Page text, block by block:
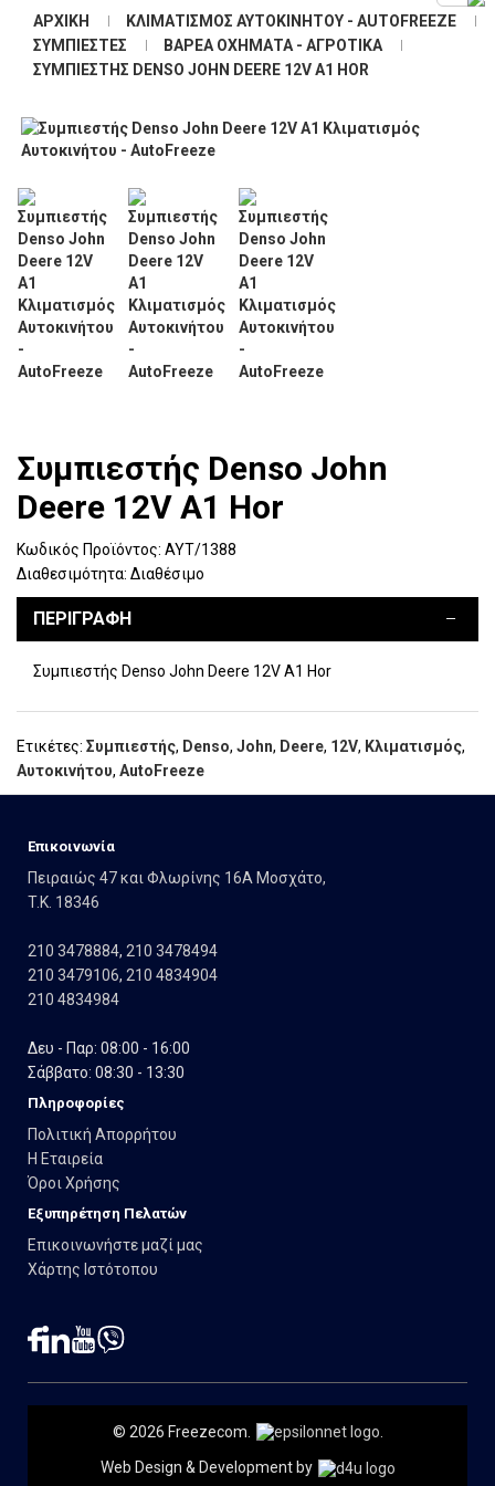
ΑΡΧΙΚΉ
ΚΛΙΜΑΤΙΣΜΌΣ ΑΥΤΟΚΙΝΉΤΟΥ - AUTOFREEZE
ΣΥΜΠΙΕΣΤΈΣ
ΒΑΡΈΑ ΟΧΉΜΑΤΑ - ΑΓΡΟΤΙΚΆ
ΣΥΜΠΙΕΣΤΉΣ DENSO JOHN DEERE 12V A1 HOR
Συμπιεστής Denso John
Deere 12V A1 Hor
Κωδικός Προϊόντος: ΑΥΤ/1388
Διαθεσιμότητα: Διαθέσιμο
ΠΕΡΙΓΡΑΦΉ
Συμπιεστής Denso John Deere 12V A1 Hor
Ετικέτες: Συμπιεστής, Denso, John, Deere, 12V, Κλιματισμός,
Αυτοκινήτου, AutoFreeze
Eπικοινωνία
Πειραιώς 47 και Φλωρίνης 16Α Μοσχάτο,
T.K. 18346
210 3478884, 210 3478494
210 3479106, 210 4834904
210 4834984
Δευ - Παρ: 08:00 - 16:00
Σάββατο: 08:30 - 13:30
Πληροφορίες
Πολιτική Απορρήτου
Η Εταιρεία
Όροι Χρήσης
Εξυπηρέτηση Πελατών
Επικοινωνήστε μαζί μας
Χάρτης Ιστότοπου
© 2026 Freezecom.
Web Design & Development by